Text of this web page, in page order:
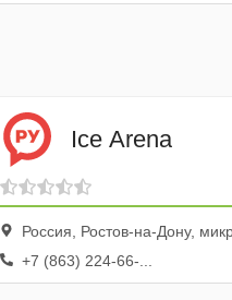
Ice Arena
Россия, Ростов-на-Дону, микрорайон Западный,
+7 (863) 224-66-...